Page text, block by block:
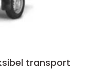
transport